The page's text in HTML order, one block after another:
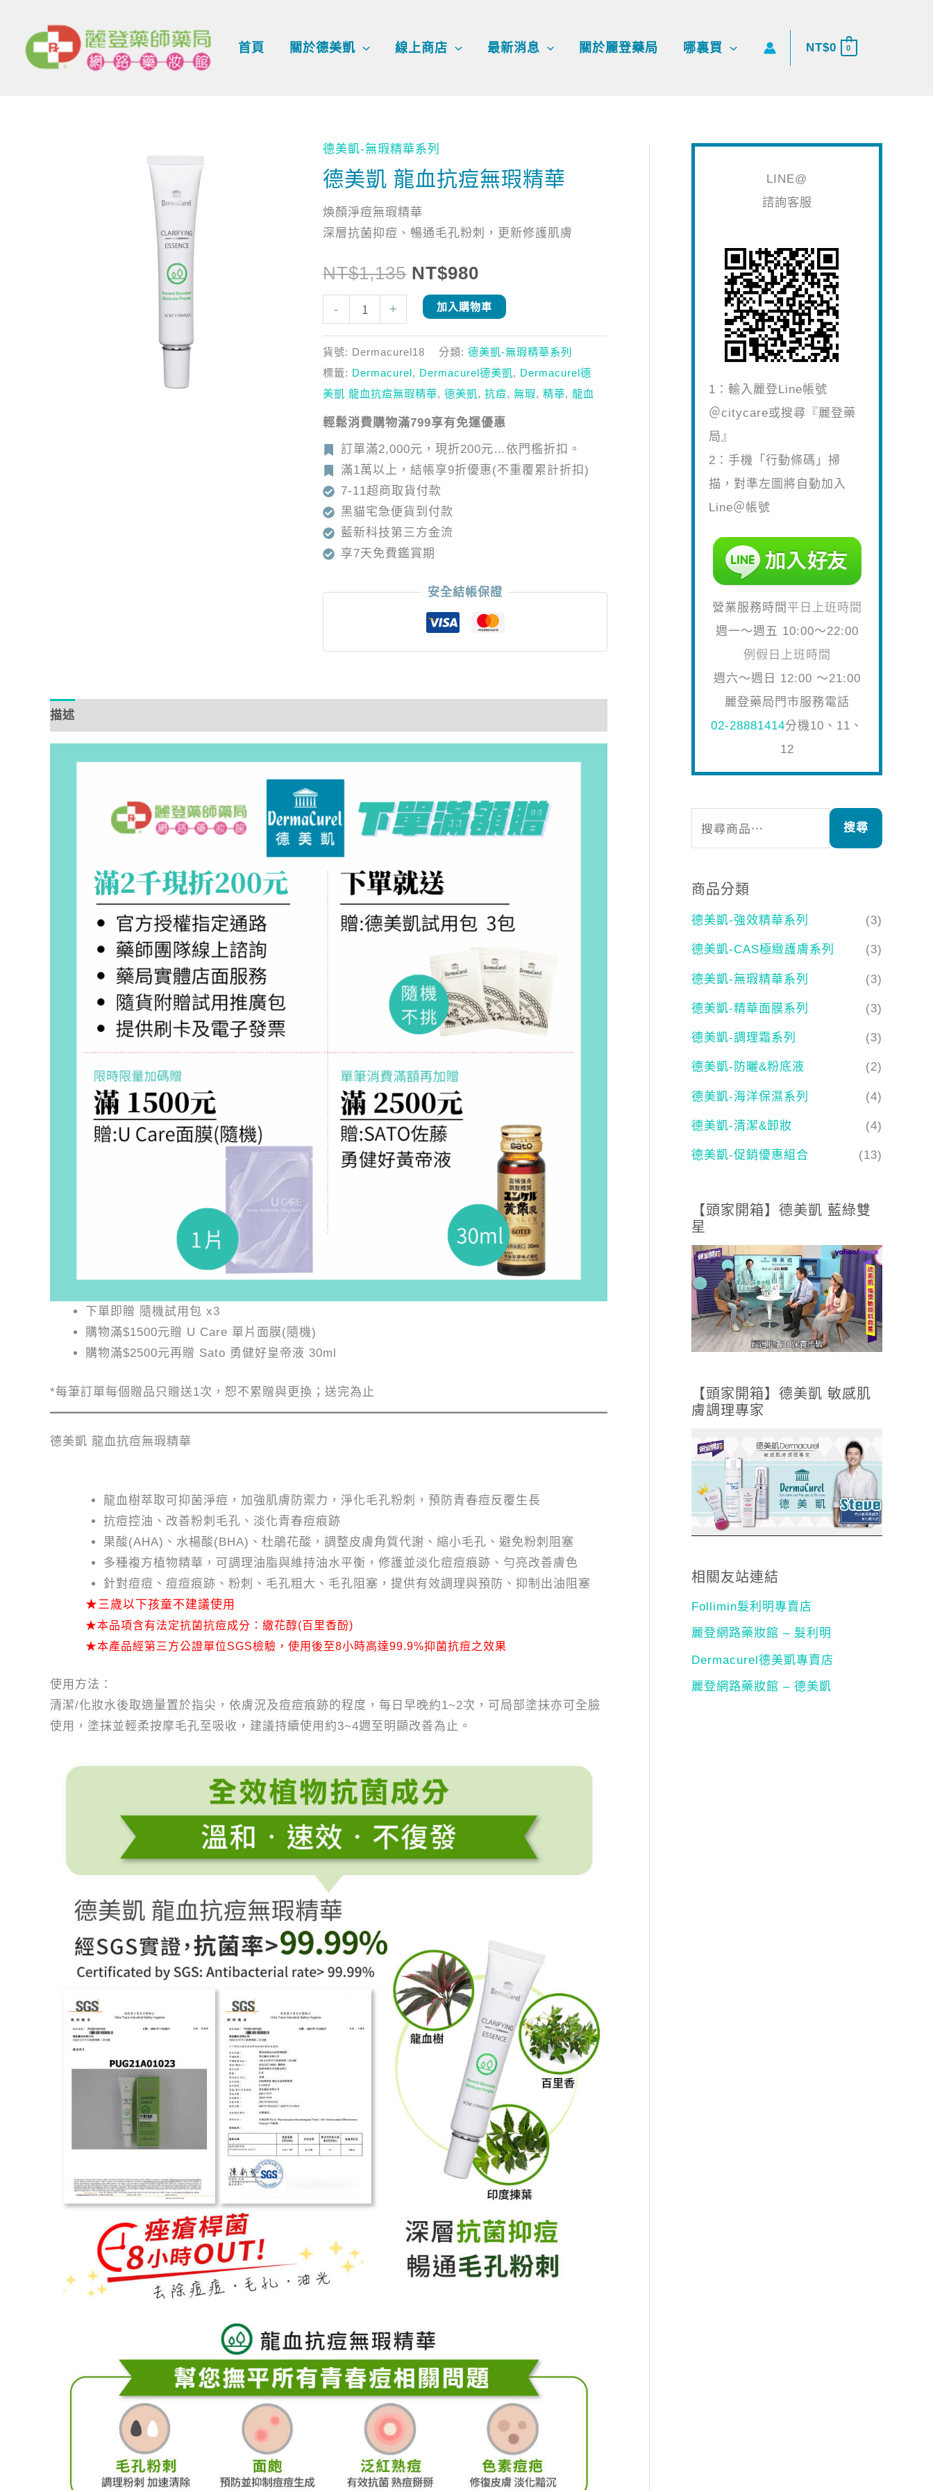
首頁 關於德美凱 線上商店 最新消息 關於麗登藥局 哪裏買 NT$0 0
德美凱-無瑕精華系列
德美凱 龍血抗痘無瑕精華
煥顏淨痘無瑕精華
深層抗菌抑痘、暢通毛孔粉刺，更新修護肌膚
NT$1,135
原
始
價
格：
NT$1,135。
NT$980
前
價
NT$980。
-
德
美
龍
血
痘
無
精
華
數
量
+ 加入購物車
貨號: Dermacurel18 分類:德美凱-無瑕精華系列
標籤: Dermacurel, Dermacurel德美凱, Dermacurel德
美凱 龍血抗痘無瑕精華,德美凱,抗痘,無瑕,精華,龍血
輕鬆消費購物滿799享有免運優惠
訂單滿2,000元，現折200元…依門檻折扣。
滿1萬以上，結帳享9折優惠(不重覆累計折扣)
7-11超商取貨付款
黑貓宅急便貨到付款
藍新科技第三方金流
享7天免費鑑賞期
安全結帳保證
描述
下單即贈 隨機試用包 x3
購物滿$1500元贈 U Care 單片面膜(隨機)
購物滿$2500元再贈 Sato 勇健好皇帝液 30ml
*每筆訂單每個贈品只贈送1次，恕不累贈與更換；送完為止
德美凱 龍血抗痘無瑕精華
龍血樹萃取可抑菌淨痘，加強肌膚防禦力，淨化毛孔粉刺，預防青春痘反覆生長
抗痘控油、改善粉刺毛孔、淡化青春痘痕跡
果酸(AHA)、水楊酸(BHA)、杜鵑花酸，調整皮膚角質代謝、縮小毛孔、避免粉刺阻塞
多種複方植物精華，可調理油脂與維持油水平衡，修護並淡化痘痘痕跡、勻亮改善膚色
針對痘痘、痘痘痕跡、粉刺、毛孔粗大、毛孔阻塞，提供有效調理與預防、抑制出油阻塞
★三歲以下孩童不建議使用
★本品項含有法定抗菌抗痘成分：繖花醇(百里香酚)
★本產品經第三方公證單位SGS檢驗，使用後至8小時高達99.9%抑菌抗痘之效果
使用方法：
清潔/化妝水後取適量置於指尖，依膚況及痘痘痕跡的程度，每日早晚約1~2次，可局部塗抹亦可全臉
使用，塗抹並輕柔按摩毛孔至吸收，建議持續使用約3~4週至明顯改善為止。
LINE@
諮詢客服
1：輸入麗登Line帳號
＠citycare或搜尋『麗登藥
局』
2：手機「行動條碼」掃
描，對準左圖將自動加入
Line＠帳號
營業服務時間 平日上班時間
週一～週五 10:00～22:00
例假日上班時間
週六～週日 12:00 ～21:00
麗登藥局門市服務電話
02-28881414分機10、11、
12
關
搜尋
商品分類
德美凱-強效精華系列 (3)
德美凱-CAS極緻護膚系列 (3)
德美凱-無瑕精華系列 (3)
德美凱-精華面膜系列 (3)
德美凱-調理霜系列 (3)
德美凱-防曬&粉底液 (2)
德美凱-海洋保濕系列 (4)
德美凱-清潔&卸妝 (4)
德美凱-促銷優惠組合 (13)
【頭家開箱】德美凱 藍綠雙
星
【頭家開箱】德美凱 敏感肌
膚調理專家
相關友站連結
Follimin髮利明專賣店
麗登網路藥妝館 – 髮利明
Dermacurel德美凱專賣店
麗登網路藥妝館 – 德美凱